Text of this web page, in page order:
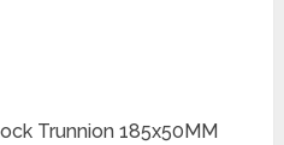
Trunnion 185x50MM